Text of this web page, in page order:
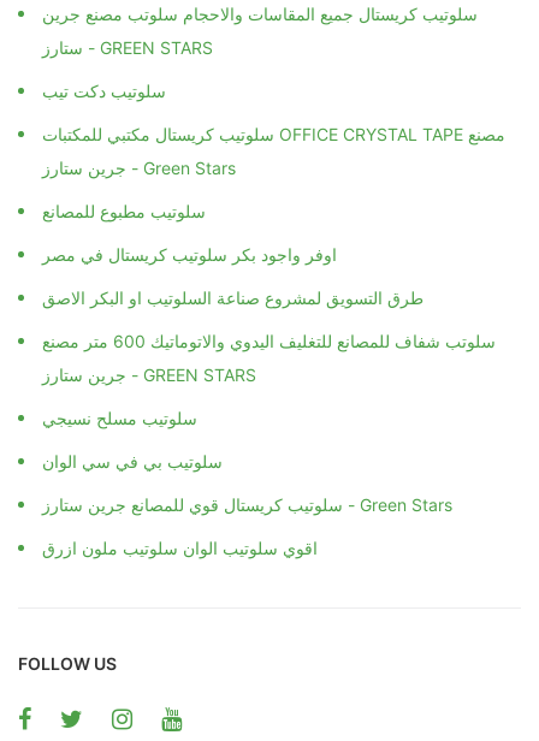
سلوتيب كريستال جميع المقاسات والاحجام سلوتب مصنع جرين
ستارز - GREEN STARS
سلوتيب دكت تيب
سلوتيب كريستال مكتبي للمكتبات OFFICE CRYSTAL TAPE مصنع
جرين ستارز - Green Stars
سلوتيب مطبوع للمصانع
اوفر واجود بكر سلوتيب كريستال في مصر
طرق التسويق لمشروع صناعة السلوتيب او البكر الاصق
سلوتب شفاف للمصانع للتغليف اليدوي والاتوماتيك 600 متر مصنع
جرين ستارز - GREEN STARS
سلوتيب مسلح نسيجي
سلوتيب بي في سي الوان
سلوتيب كريستال قوي للمصانع جرين ستارز - Green Stars
اقوي سلوتيب الوان سلوتيب ملون ازرق
FOLLOW US